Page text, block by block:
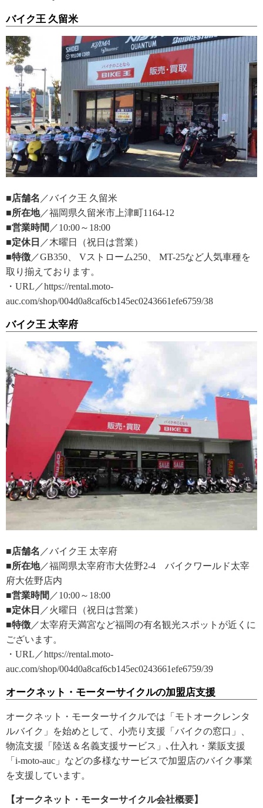
バイク王 久留米
■店舗名 ／バイク王 久留米
■所在地／福岡県久留米市上津町1164-12
■営業時間 ／10:00～18:00
■定休日 ／木曜日（祝日は営業）
■特徴 ／GB350、 Vストローム250、 MT-25など人気車種を
取り揃えております。
・URL／https://rental.moto-
auc.com/shop/004d0a8caf6cb145ec0243661efe6759/38
バイク王 太宰府
■店舗名 ／バイク王 太宰府
■所在地／福岡県太宰府市大佐野2-4 バイクワールド太宰
府大佐野店内
■営業時間 ／10:00～18:00
■定休日 ／火曜日（祝日は営業）
■特徴 ／太宰府天満宮など福岡の有名観光スポットが近くに
ございます。
・URL／https://rental.moto-
auc.com/shop/004d0a8caf6cb145ec0243661efe6759/39
オークネット・モーターサイクルの加盟店支援
オークネット・モーターサイクルでは「モトオークレンタ
ルバイク」を始めとして、小売り支援「バイクの窓口」、
物流支援「陸送＆名義支援サービス」､仕入れ・業販支援
「i-moto-auc」などの多様なサービスで加盟店のバイク事業
を支援しています。
【オークネット・モーターサイクル会社概要】